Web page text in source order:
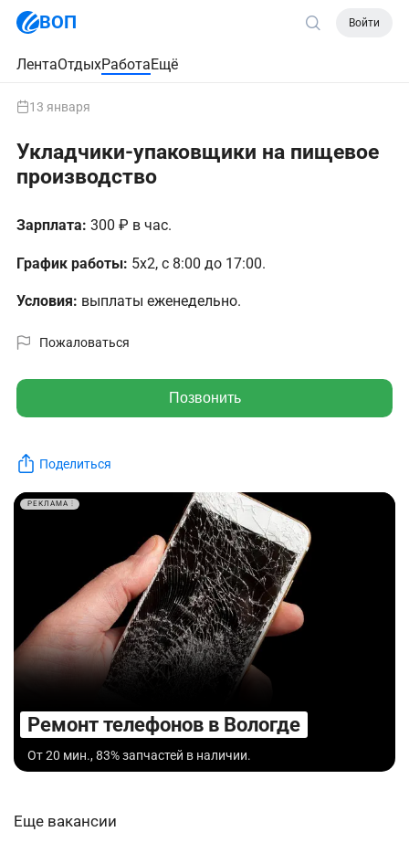
ВОП Войти
ЛентаОтдыхРаботаЕщё
13 января
Укладчики-упаковщики на пищевое
производство
Зарплата: 300 ₽ в час.
График работы: 5х2, с 8:00 до 17:00.
Условия: выплаты еженедельно.
Пожаловаться
Позвонить
Поделиться
РЕКЛАМА
Ремонт телефонов в Вологде
От 20 мин., 83% запчастей в наличии.
Еще вакансии